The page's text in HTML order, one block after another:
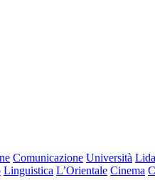
Comunicazione Università
Linguistica L’Orientale Cinema